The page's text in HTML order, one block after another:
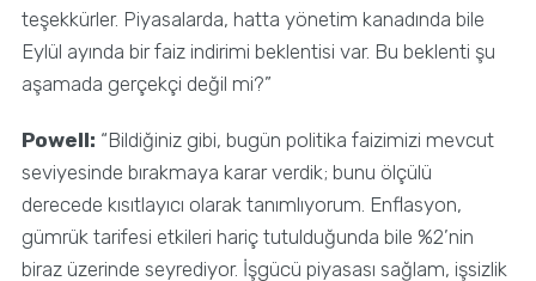
teşekkürler. Piyasalarda, hatta yönetim kanadında bile
Eylül ayında bir faiz indirimi beklentisi var. Bu beklenti şu
aşamada gerçekçi değil mi?”
Powell: “Bildiğiniz gibi, bugün politika faizimizi mevcut
seviyesinde bırakmaya karar verdik; bunu ölçülü
derecede kısıtlayıcı olarak tanımlıyorum. Enflasyon,
gümrük tarifesi etkileri hariç tutulduğunda bile %2’nin
biraz üzerinde seyrediyor. İşgücü piyasası sağlam, işsizlik